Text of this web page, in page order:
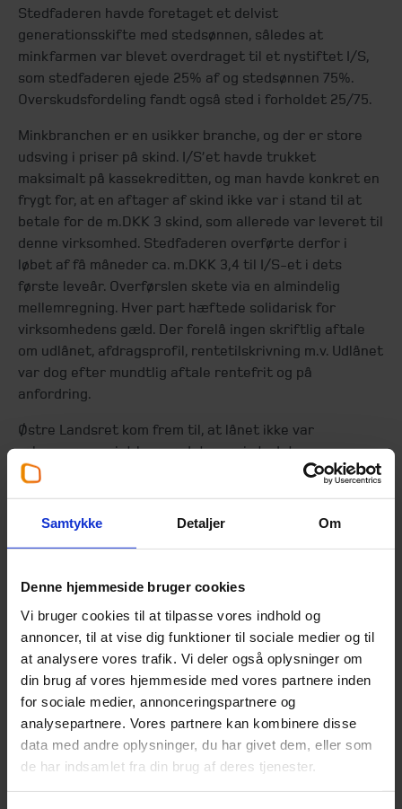
Samtykke Detaljer Om
Denne hjemmeside bruger cookies
Vi bruger cookies til at tilpasse vores indhold og
annoncer, til at vise dig funktioner til sociale medier og til
at analysere vores trafik. Vi deler også oplysninger om
din brug af vores hjemmeside med vores partnere inden
for sociale medier, annonceringspartnere og
analysepartnere. Vores partnere kan kombinere disse
data med andre oplysninger, du har givet dem, eller som
de har indsamlet fra din brug af deres tjenester.
Stedfaderen havde foretaget et delvist
generationsskifte med stedsønnen, således at
minkfarmen var blevet overdraget til et nystiftet I/S,
som stedfaderen ejede 25% af og stedsønnen 75%.
Overskudsfordeling fandt også sted i forholdet 25/75.
Minkbranchen er en usikker branche, og der er store
udsving i priser på skind. I/S’et havde trukket
maksimalt på kassekreditten, og man havde konkret en
frygt for, at en aftager af skind ikke var i stand til at
betale for de m.DKK 3 skind, som allerede var leveret til
denne virksomhed. Stedfaderen overførte derfor i
løbet af få måneder ca. m.DKK 3,4 til I/S-et i dets
første leveår. Overførslen skete via en almindelig
mellemregning. Hver part hæftede solidarisk for
virksomhedens gæld. Der forelå ingen skriftlig aftale
om udlånet, afdragsprofil, rentetilskrivning m.v. Udlånet
var dog efter mundtlig aftale rentefrit og på
anfordring.
Østre Landsret kom frem til, at lånet ikke var
erhvervsmæssigt begrundet, men i stedet var
begrundet i stedfaderens private interesse i at sikre
anses som en hævning i stedfaderens VSO.
Østre Landsret kommenterede hverken
var indgået på markedsmæssige vilkår og uden
skriftlige aftaler, som Landsskatteretten ellers havde
været inde og vurdere på. Spørgsmålet, der står
tilbage, er således, om det havde været muligt at undgå
situationen, hvis kreditten havde været indgået
skriftligt, på markedsvilkår og med en rimelig
tilbagebetalingsprofil. Afgørelsen er stadfæstet af
Højesteret i dommen SKM 2023-190 H.